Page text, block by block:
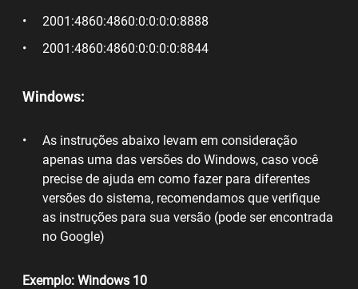
2001:4860:4860:0:0:0:0:8888
2001:4860:4860:0:0:0:0:8844
Windows:
As instruções abaixo levam em consideração
apenas uma das versões do Windows, caso você
precise de ajuda em como fazer para diferentes
versões do sistema, recomendamos que verifique
as instruções para sua versão (pode ser encontrada
no Google)
Exemplo: Windows 10